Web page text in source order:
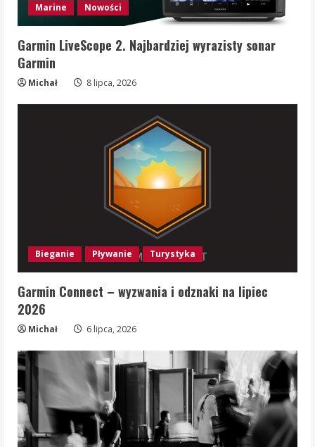
Marine Nowości
Garmin LiveScope 2. Najbardziej wyrazisty sonar
Garmin
Michał 8 lipca, 2026
Bieganie Pływanie Turystyka
Garmin Connect – wyzwania i odznaki na lipiec
2026
Michał 6 lipca, 2026